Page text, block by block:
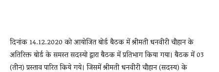
दिनांक 14.12.2020 को आयोजित बोर्ड बैठक में श्रीमती धनवीरी चौहान के
अतिरिक्त बोर्ड के समस्त सदस्यो द्वारा बैठक में प्रतिभाग किया गया। बैठक में 03
(तीन) प्रस्ताव पारित किये गये। जिसमें श्रीमती धनवीरी चौहान (सदस्य) के